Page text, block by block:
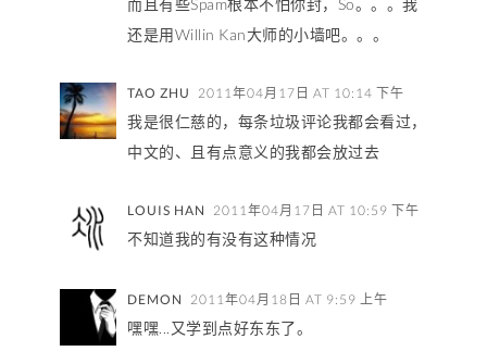
而且有些Spam根本不怕你封，So。。。我
还是用Willin Kan大师的小墙吧。。。
TAO ZHU 2011年04月17日 AT 10:14 下午
我是很仁慈的，每条垃圾评论我都会看过，
中文的、且有点意义的我都会放过去
LOUIS HAN 2011年04月17日 AT 10:59 下午
不知道我的有没有这种情况
DEMON 2011年04月18日 AT 9:59 上午
嘿嘿...又学到点好东东了。